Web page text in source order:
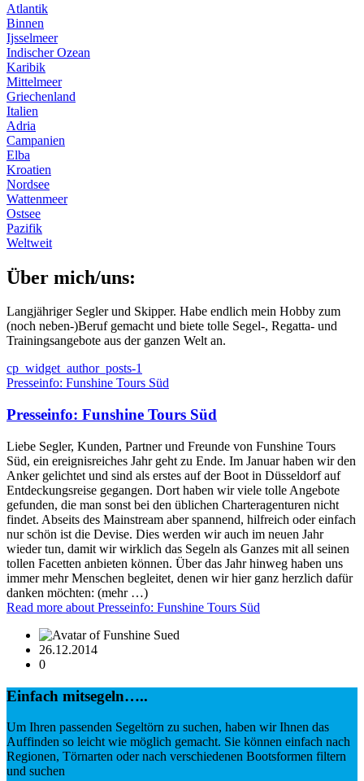
Atlantik
Binnen
Ijsselmeer
Indischer Ozean
Karibik
Mittelmeer
Griechenland
Italien
Adria
Campanien
Elba
Kroatien
Nordsee
Wattenmeer
Ostsee
Pazifik
Weltweit
Über mich/uns:
Langjähriger Segler und Skipper. Habe endlich mein Hobby zum
(noch neben-)Beruf gemacht und biete tolle Segel-, Regatta- und
Trainingsangebote aus der ganzen Welt an.
cp_widget_author_posts-1
Presseinfo: Funshine Tours Süd
Presseinfo: Funshine Tours Süd
Liebe Segler, Kunden, Partner und Freunde von Funshine Tours
Süd, ein ereignisreiches Jahr geht zu Ende. Im Januar haben wir den
Anker gelichtet und sind als erstes auf der Boot in Düsseldorf auf
Entdeckungsreise gegangen. Dort haben wir viele tolle Angebote
gefunden, die man sonst bei den üblichen Charteragenturen nicht
findet. Abseits des Mainstream aber spannend, hilfreich oder einfach
nur schön ist die Devise. Dies werden wir auch im neuen Jahr
wieder tun, damit wir wirklich das Segeln als Ganzes mit all seinen
tollen Facetten anbieten können. Über das Jahr hinweg haben uns
immer mehr Menschen begleitet, denen wir hier ganz herzlich dafür
danken möchten: (mehr …)
Read more about Presseinfo: Funshine Tours Süd
26.12.2014
0
Einfach mitsegeln…..
Um Ihren passenden Segeltörn zu suchen, haben wir Ihnen das
Auffinden so leicht wie möglich gemacht. Sie können einfach nach
Regionen, Törnarten oder nach verschiedenen Bootsformen filtern
und suchen